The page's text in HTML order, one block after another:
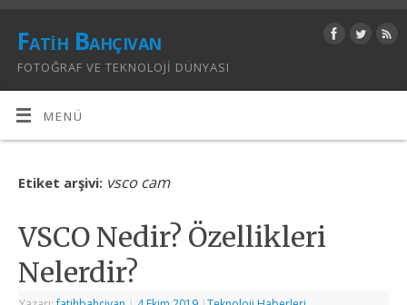
Fatih Bahçıvan
FOTOĞRAF VE TEKNOLOJI DÜNYASI
MENÜ
Etiket arşivi: vsco cam
VSCO Nedir? Özellikleri
Nelerdir?